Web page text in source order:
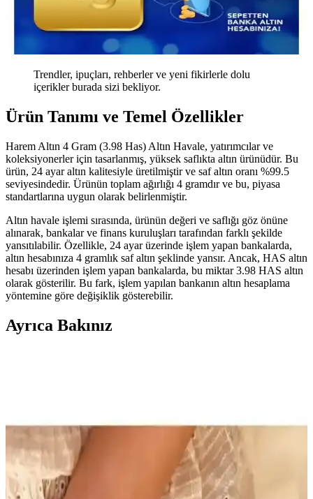
Trendler, ipuçları, rehberler ve yeni fikirlerle dolu
içerikler burada sizi bekliyor.
Ürün Tanımı ve Temel Özellikler
Harem Altın 4 Gram (3.98 Has) Altın Havale, yatırımcılar ve
koleksiyonerler için tasarlanmış, yüksek saflıkta altın ürünüdür. Bu
ürün, 24 ayar altın kalitesiyle üretilmiştir ve saf altın oranı %99.5
seviyesindedir. Ürünün toplam ağırlığı 4 gramdır ve bu, piyasa
standartlarına uygun olarak belirlenmiştir.
Altın havale işlemi sırasında, ürünün değeri ve saflığı göz önüne
alınarak, bankalar ve finans kuruluşları tarafından farklı şekilde
yansıtılabilir. Özellikle, 24 ayar üzerinde işlem yapan bankalarda,
altın hesabınıza 4 gramlık saf altın şeklinde yansır. Ancak, HAS altın
hesabı üzerinden işlem yapan bankalarda, bu miktar 3.98 HAS altın
olarak gösterilir. Bu fark, işlem yapılan bankanın altın hesaplama
yöntemine göre değişiklik gösterebilir.
Ayrıca Bakınız
üretilmiş eski ziynet çeyrek altın, yatırım ve koleksiyon için ideal,
güvenilir ve değerli bir parça.
Harem Altın 10 Gram (9.95 Has) Altın Havale
Ürünü Detaylı İnceleme ve Yatırım Rehberi